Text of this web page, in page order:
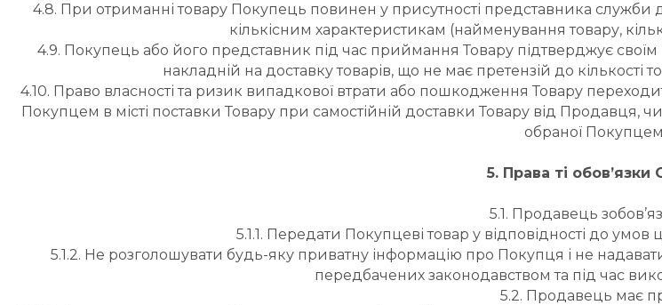
4.8. При отриманні товару Покупець повинен у присутності представника служби
кількісним характеристикам (найменування товару,
4.9. Покупець або його представник під час приймання Товару підтверджує
накладній на доставку товарів, що не має претензій до кількості
4.10. Право власності та ризик випадкової втрати або пошкодження Товару
Покупцем в місті поставки Товару при самостійній доставки Товару від Продавця,
обраної
5. Права ті обов’язки
5.1. Продавець
5.1.1. Передати Покупцеві товар у відповідності до
5.1.2. Не розголошувати будь-яку приватну інформацію про Покупця і не
передбачених законодавством та під час
5.2. Продавець має